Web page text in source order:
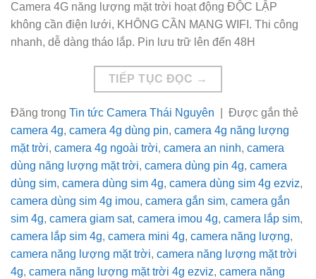
Camera 4G năng lượng mặt trời hoạt động ĐỘC LẬP
không cần điện lưới, KHÔNG CẦN MẠNG WIFI. Thi công
nhanh, dễ dàng tháo lắp. Pin lưu trữ lên đến 48H
TIẾP TỤC ĐỌC →
Đăng trong Tin tức Camera Thái Nguyên
Được gắn thẻ
camera 4g, camera 4g dùng pin, camera 4g năng lượng
mặt trời, camera 4g ngoài trời, camera an ninh, camera
dùng năng lượng mặt trời, camera dùng pin 4g, camera
dùng sim, camera dùng sim 4g, camera dùng sim 4g ezviz,
camera dùng sim 4g imou, camera gắn sim, camera gắn
sim 4g, camera giam sat, camera imou 4g, camera lắp sim,
camera lắp sim 4g, camera mini 4g, camera năng lượng,
camera năng lượng mặt trời, camera năng lượng mặt trời
4g, camera năng lượng mặt trời 4g ezviz, camera năng